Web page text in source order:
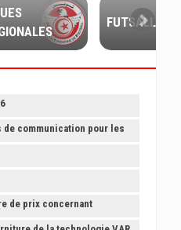
FUTSALL
communication pour les
de prix concernant
de RAYONNAGES